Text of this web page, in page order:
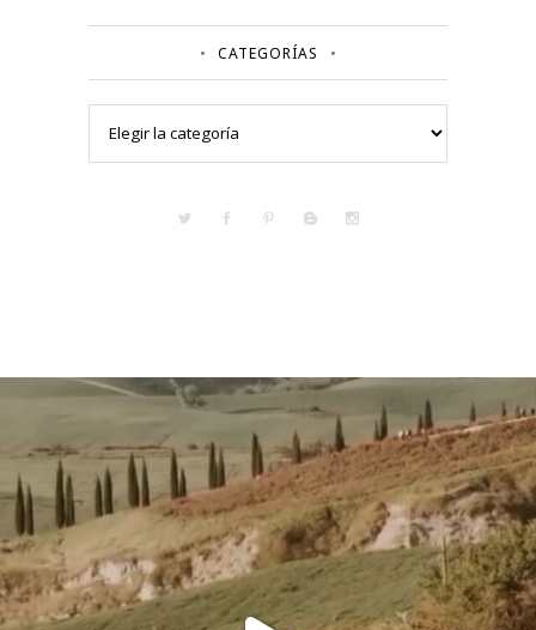
CATEGORÍAS